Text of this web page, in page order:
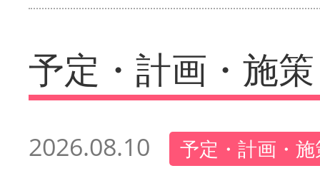
予定・計画・施策
2026.08.10 予定・計画・